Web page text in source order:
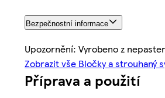
Bezpečnostní informace
Upozornění: Vyrobeno z
Zobrazit vše Bločky a strouhaný
Příprava a použití